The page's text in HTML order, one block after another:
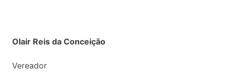
Olair Reis da Conceição
Vereador